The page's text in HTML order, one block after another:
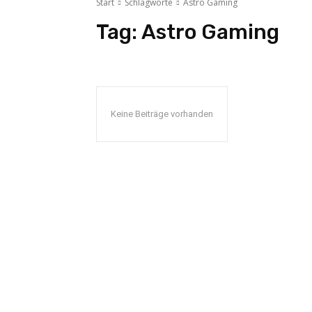
Start Schlagworte Astro Gaming
Tag: Astro Gaming
Keine Beiträge vorhanden